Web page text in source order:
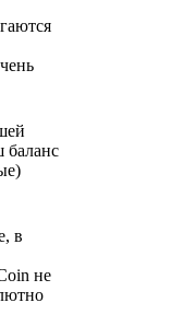
баланс
в
не